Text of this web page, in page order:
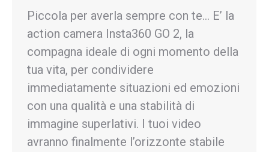
Piccola per averla sempre con te… E’ la
action camera Insta360 GO 2, la
compagna ideale di ogni momento della
tua vita, per condividere
immediatamente situazioni ed emozioni
con una qualità e una stabilità di
immagine superlativi. I tuoi video
avranno finalmente l’orizzonte stabile